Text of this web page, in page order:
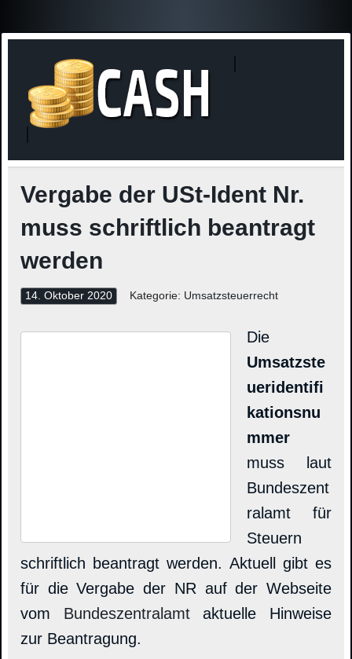
Vergabe der USt-Ident Nr.
muss schriftlich beantragt
werden
14. Oktober 2020 Kategorie: Umsatzsteuerrecht
Die
Umsatzste
ueridentifi
kationsnu
mmer
muss laut
Bundeszent
ralamt für
Steuern
schriftlich beantragt werden. Aktuell gibt es
für die Vergabe der NR auf der Webseite
vom Bundeszentralamtaktuelle Hinweise
zur Beantragung.